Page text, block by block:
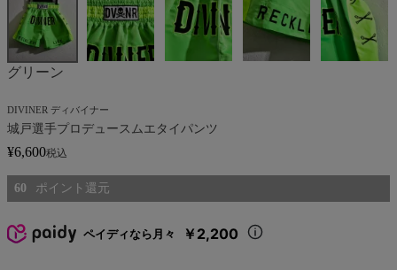
グリーン
DIVINER ディバイナー
城戸選手プロデュースムエタイパンツ
¥6,600税込
60
ペイディなら月々 ￥2,200